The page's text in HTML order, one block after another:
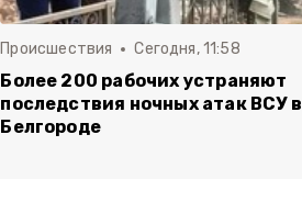
Происшествия Сегодня, 11:58
Более 200 рабочих устраняют
последствия ночных атак ВСУ в
Белгороде